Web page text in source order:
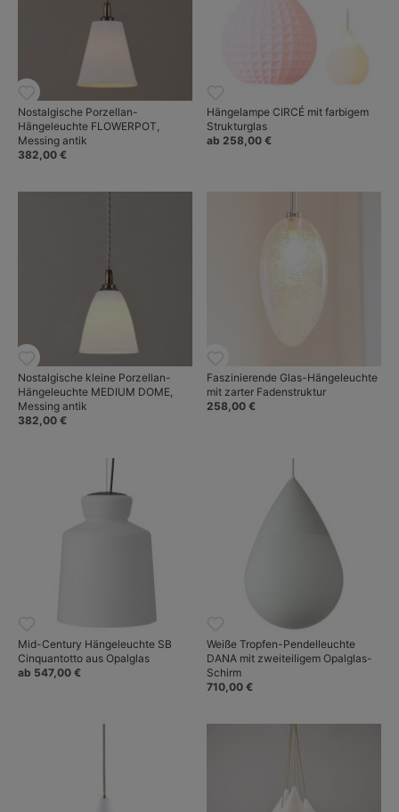
Nostalgische Porzellan-
Hängeleuchte FLOWERPOT,
Messing antik
382,00 €
Hängelampe CIRCÉ mit farbigem
Strukturglas
ab 258,00 €
Nostalgische kleine Porzellan-
Hängeleuchte MEDIUM DOME,
Messing antik
382,00 €
Faszinierende Glas-Hängeleuchte
mit zarter Fadenstruktur
258,00 €
Mid-Century Hängeleuchte SB
Cinquantotto aus Opalglas
ab 547,00 €
Weiße Tropfen-Pendelleuchte
DANA mit zweiteiligem Opalglas-
Schirm
710,00 €